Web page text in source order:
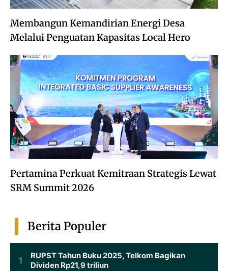
Membangun Kemandirian Energi Desa
Melalui Penguatan Kapasitas Local Hero
Pertamina Perkuat Kemitraan Strategis Lewat
SRM Summit 2026
Berita Populer